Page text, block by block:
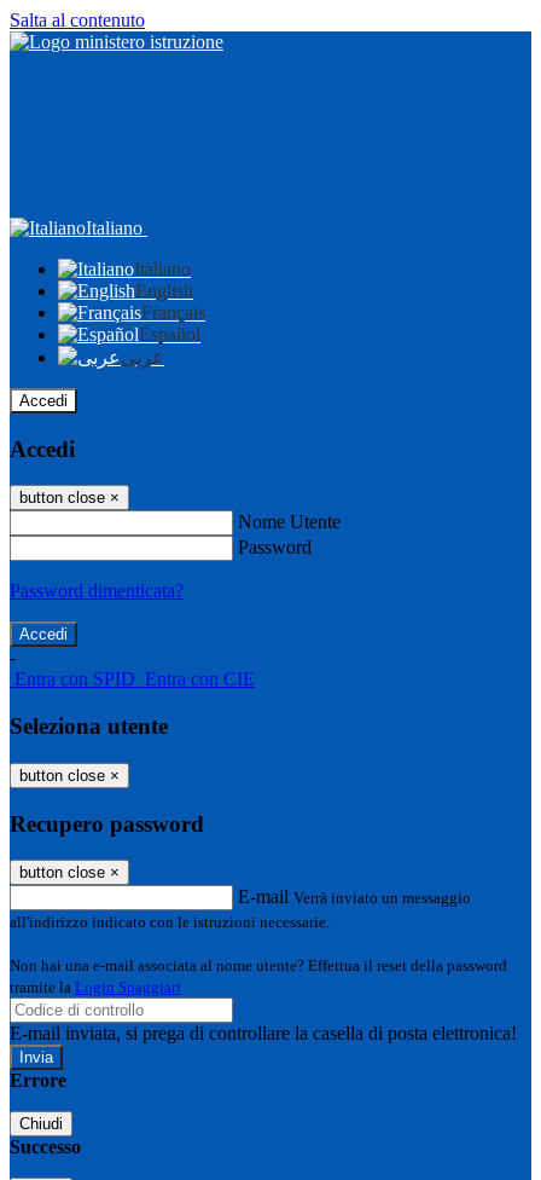
Salta al contenuto
Italiano
Italiano
English
Français
Español
عربى
Accedi
Accedi
button close ×
Nome Utente
Password
Password dimenticata?
-
Entra con SPID Entra con CIE
Seleziona utente
button close ×
Recupero password
button close ×
E-mail Verrà inviato un messaggio
all'indirizzo indicato con le istruzioni necessarie.
Non hai una e-mail associata al nome utente? Effettua il reset della password
tramite la Login Spaggiari
E-mail inviata, si prega di controllare la casella di posta elettronica!
Errore
Chiudi
Successo